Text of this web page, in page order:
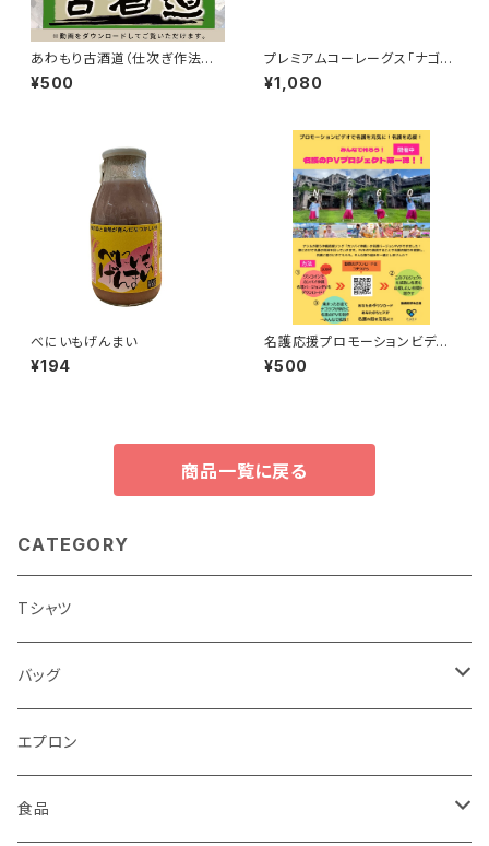
あわもり古酒道（仕次ぎ作法動
画）
¥500
プレミアムコーレーグス「ナゴマ
サー」単品
¥1,080
べにいもげんまい
¥194
名護応援プロモーションビデ
オ〜カンパイ沖縄〜
¥500
商品一覧に戻る
CATEGORY
Tシャツ
バッグ
トートバッグ
エプロン
食品